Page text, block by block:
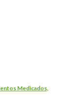
Medicados,